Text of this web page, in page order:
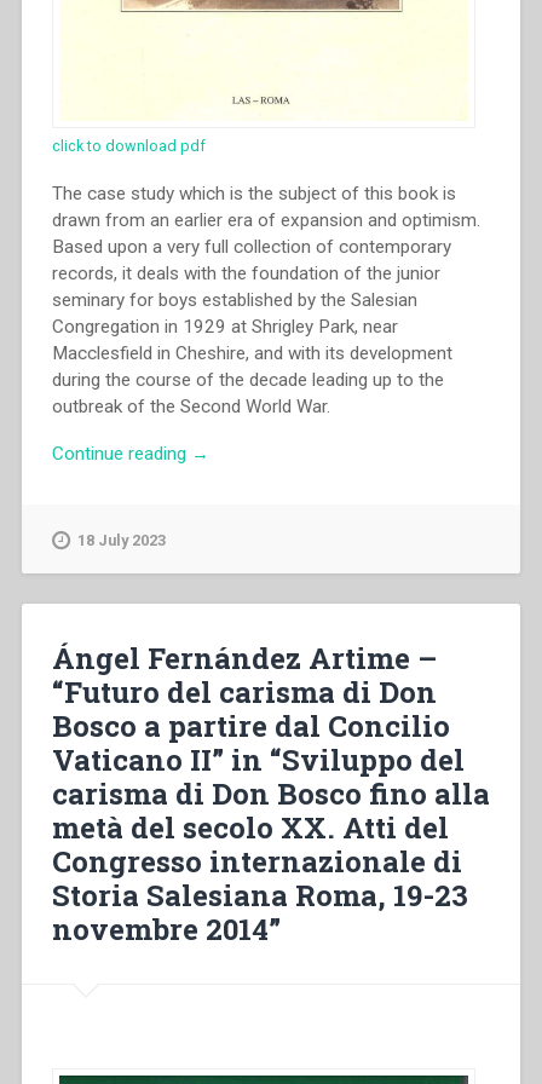
click to download pdf
The case study which is the subject of this book is
drawn from an earlier era of expansion and optimism.
Based upon a very full collection of contemporary
records, it deals with the foundation of the junior
seminary for boys established by the Salesian
Congregation in 1929 at Shrigley Park, near
Macclesfield in Cheshire, and with its development
during the course of the decade leading up to the
outbreak of the Second World War.
Continue reading “Peter
Seminary,
Church
&
Shrine
(1929-
1939)”
→
18 July 2023
Ángel Fernández Artime –
“Futuro del carisma di Don
Bosco a partire dal Concilio
Vaticano II” in “Sviluppo del
carisma di Don Bosco fino alla
metà del secolo XX. Atti del
Congresso internazionale di
Storia Salesiana Roma, 19-23
novembre 2014”